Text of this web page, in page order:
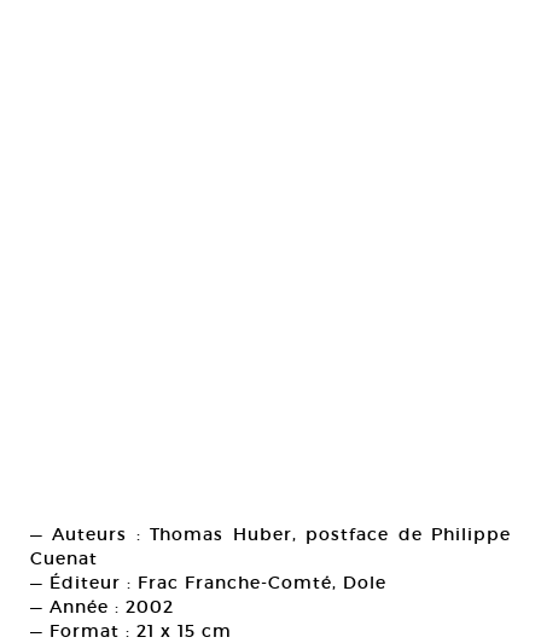
— Auteurs : Thomas Huber, postface de Philippe
Cuenat
— Éditeur : Frac Franche-Comté, Dole
— Année : 2002
— Format : 21 x 15 cm